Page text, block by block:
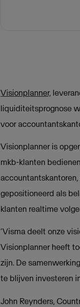
Visionplanner,
liquiditeitsprognose
voor
Visionplanner is
mkb-klanten
gepositioneerd als
klanten realtime
‘Visma deelt onze
Visionplanner heeft
zijn. De
te blijven investeren
John Reynders,